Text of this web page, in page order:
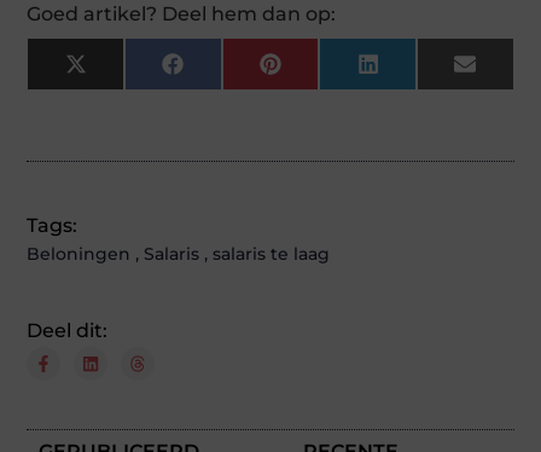
Goed artikel? Deel hem dan op:
X
(Twitter)
FacebookPinterestLinkedInEmail
Tags:
Beloningen , Salaris ,salaris te laag
Deel dit: